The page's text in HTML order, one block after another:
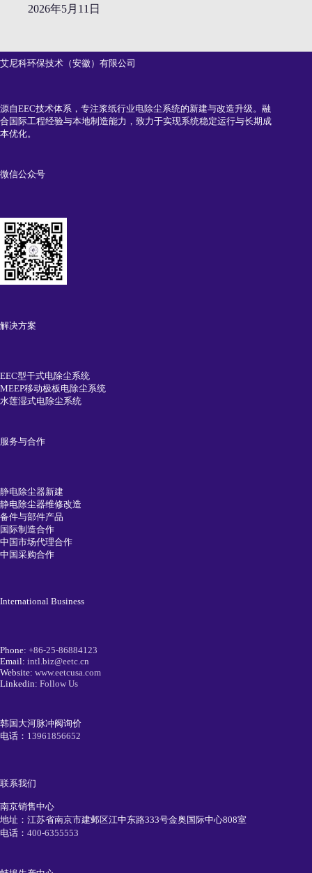
2026年5月11日
艾尼科环保技术（安徽）有限公司
源自EEC技术体系，专注浆纸行业电除尘系统的新建与改造升级。融
合国际工程经验与本地制造能力，致力于实现系统稳定运行与长期成
本优化。
微信公众号
解决方案
EEC型干式电除尘系统
MEEP移动极板电除尘系统
水莲湿式电除尘系统
服务与合作
静电除尘器新建
静电除尘器维修改造
备件与部件产品
国际制造合作
中国市场代理合作
中国采购合作
International Business
Phone: +86-25-86884123
Email: intl.biz@eetc.cn
Website: www.eetcusa.com
Linkedin: Follow Us
韩国大河脉冲阀询价
电话： 13961856652
联系我们
南京销售中心
地址：江苏省南京市建邺区江中东路333号金奥国际中心808室
电话： 400-6355553